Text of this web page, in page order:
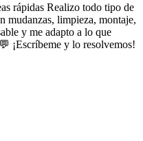
rápidas Realizo todo tipo de
mudanzas, limpieza, montaje,
y me adapto a lo que
¡Escríbeme y lo resolvemos!